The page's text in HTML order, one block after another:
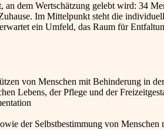
an dem Wertschätzung gelebt wird: 34
Im Mittelpunkt steht die
ein Umfeld, das Raum für
von Menschen mit Behinderung in
Lebens, der Pflege und der
der Selbstbestimmung von Menschen